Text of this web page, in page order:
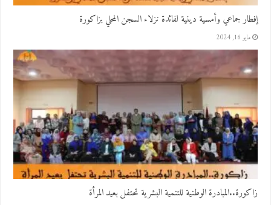
إفطار جماعي وأمسية دينية لفائدة نزلاء السجن المحلي بزاكورة
مايو 16, 2024
زاكورة..المبادرة الوطنية للتنمية البشرية تحتفل بعيد المرأة